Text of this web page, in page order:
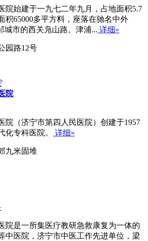
院始建于一九七二年九月，占地面积5.7
积65000多平方料，座落在驰名中外
城市的西关凫山路。津浦... 详细»
园路12号
院
院（济宁市第四人民医院）创建于1957
化专科医院。
详细»
九米固堆
院是一所集医疗教研急救康复为一体的
中医院，济宁市中医工作先进单位，梁